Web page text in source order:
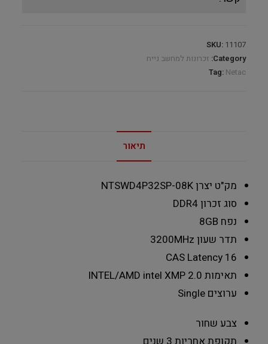
SKU: 11107
Category: זכרונות למחשב נייח
Tag: Netac
תיאור
מק"ט יצרןNTSWD4P32SP-08K
סוג זכרוןDDR4
נפח 8GB
תדר שעון 3200MHz
CAS Latency 16
תאימות INTEL/AMD intel XMP 2.0
ערוציםSingle
צבע שחור